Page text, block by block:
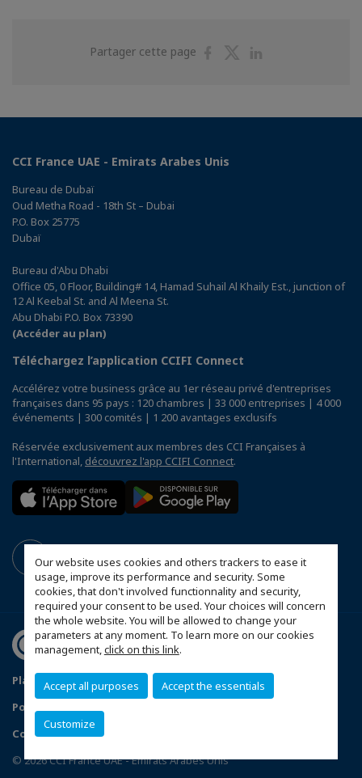
Our website uses cookies and others trackers to ease it
usage, improve its performance and security. Some
cookies, that don't involved functionnality and security,
required your consent to be used. Your choices will concern
the whole website. You will be allowed to change your
parameters at any moment. To learn more on our cookies
management,click on this link.
Accept all purposes Accept the essentials
Customize
Partager cette page
PartagerPartager
CCI France UAE - Emirats Arabes Unis
Bureau de Dubaï
Oud Metha Road - 18th St – Dubai
P.O. Box 25775
Dubaï
Bureau d'Abu Dhabi
Office 05, 0 Floor, Building# 14, Hamad Suhail Al Khaily Est., junction of
12 Al Keebal St. and Al Meena St.
Abu Dhabi P.O. Box 73390
(Accéder au plan)
Téléchargez l’application CCIFI Connect
Accélérez votre business grâce au 1er réseau privé d'entreprises
françaises dans 95 pays : 120 chambres | 33 000 entreprises | 4 000
événements | 300 comités | 1 200 avantages exclusifs
Réservée exclusivement aux membres des CCI Françaises à
l'International, découvrez l'app CCIFI Connect.
Plan du site
Mentions légales
Politique de confidentialité
Configurer vos préférences cookies
© 2026 CCI France UAE - Emirats Arabes Unis